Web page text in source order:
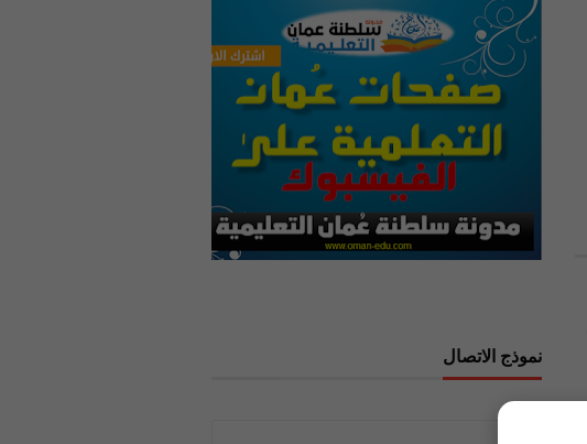
نموذج الاتصال